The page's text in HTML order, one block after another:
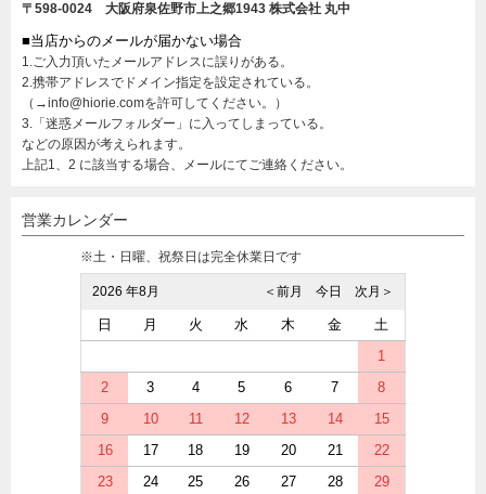
〒598-0024 大阪府泉佐野市上之郷1943 株式会社 丸中
■当店からのメールが届かない場合
1.ご入力頂いたメールアドレスに誤りがある。
2.携帯アドレスでドメイン指定を設定されている。
（→info@hiorie.comを許可してください。）
3.「迷惑メールフォルダー」に入ってしまっている。
などの原因が考えられます。
上記1、2 に該当する場合、メールにてご連絡ください。
営業カレンダー
※土・日曜、祝祭日は完全休業日です
2026 年8月 次月＞
今日
＜前月
日 月 火 水 木 金
土
1
2
3 4 5 6 7
8
9
10 11 12 13 14
15
16
17 18 19 20 21
22
23
24 25 26 27 28
29